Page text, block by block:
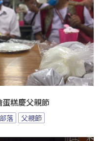
蛋糕慶父親節
落 父親節